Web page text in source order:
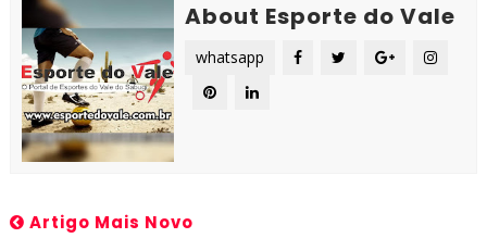
About Esporte do Vale
whatsapp
Artigo Mais Novo